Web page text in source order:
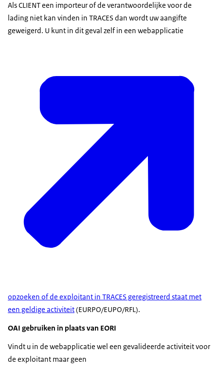
Als CLIENT een importeur of de verantwoordelijke voor de
lading niet kan vinden in TRACES dan wordt uw aangifte
geweigerd. U kunt in dit geval zelf in een webapplicatie
opzoeken of de exploitant in TRACES geregistreerd staat met
een geldige activiteit(EURPO/EUPO/RFL).
OAI gebruiken in plaats van EORI
Vindt u in de webapplicatie wel een gevalideerde activiteit voor
de exploitant maar geen